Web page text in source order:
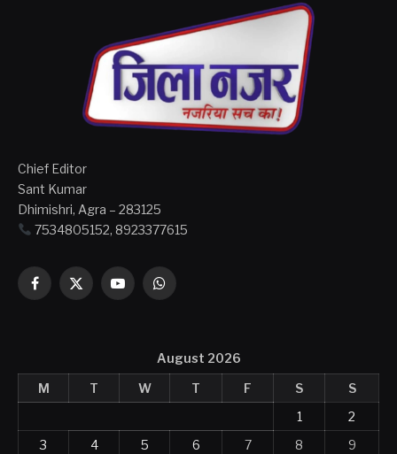
Chief Editor
Sant Kumar
Dhimishri, Agra – 283125
7534805152, 8923377615
Facebook
X
YouTubeWhatsApp
August 2026
M
T W T F S
S
1
2
3
4 5 6 7 8
9